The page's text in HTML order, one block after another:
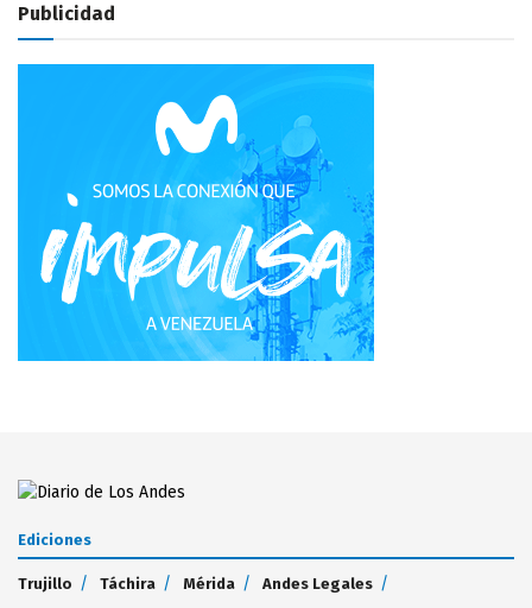
Publicidad
Ediciones
Trujillo Táchira Mérida Andes Legales